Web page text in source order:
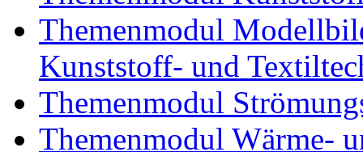
Themenmodul
Kunststoff- und
Themenmodul
Themenmodul Wärme-